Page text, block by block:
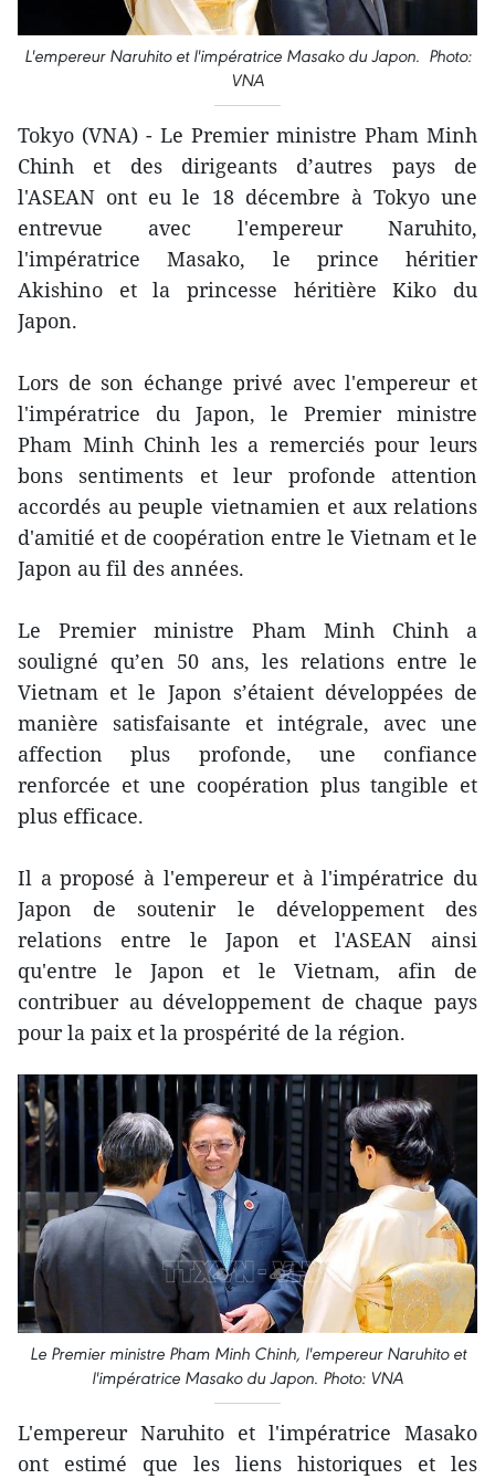
L'empereur Naruhito et l'impératrice Masako du Japon. Photo:
VNA
Tokyo (VNA) - Le Premier ministre Pham Minh
Chinh et des dirigeants d’autres pays de
l'ASEAN ont eu le 18 décembre à Tokyo une
entrevue avec l'empereur Naruhito,
l'impératrice Masako, le prince héritier
Akishino et la princesse héritière Kiko du
Japon.
Lors de son échange privé avec l'empereur et
l'impératrice du Japon, le Premier ministre
Pham Minh Chinh les a remerciés pour leurs
bons sentiments et leur profonde attention
accordés au peuple vietnamien et aux relations
d'amitié et de coopération entre le Vietnam et le
Japon au fil des années.
Le Premier ministre Pham Minh Chinh a
souligné qu’en 50 ans, les relations entre le
Vietnam et le Japon s’étaient développées de
manière satisfaisante et intégrale, avec une
affection plus profonde, une confiance
renforcée et une coopération plus tangible et
plus efficace.
Il a proposé à l'empereur et à l'impératrice du
Japon de soutenir le développement des
relations entre le Japon et l'ASEAN ainsi
qu'entre le Japon et le Vietnam, afin de
contribuer au développement de chaque pays
pour la paix et la prospérité de la région.
Le Premier ministre Pham Minh Chinh, l'empereur Naruhito et
l'impératrice Masako du Japon. Photo: VNA
L'empereur Naruhito et l'impératrice Masako
ont estimé que les liens historiques et les